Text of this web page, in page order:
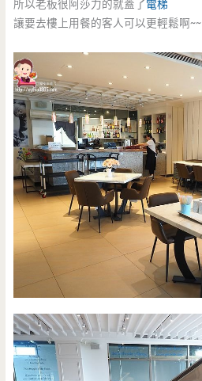
所以老板很阿莎力的就蓋了電梯
讓要去樓上用餐的客人可以更輕鬆啊~~